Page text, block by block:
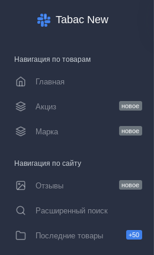
Tabac New
Навигация по товарам
Главная
Акциз новое
Марка новое
Навигация по сайту
Отзывы новое
Расширенный поиск
Последние товары +50